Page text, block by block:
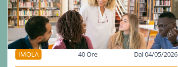
IMOLA 40 Ore Dal 04/05/2026